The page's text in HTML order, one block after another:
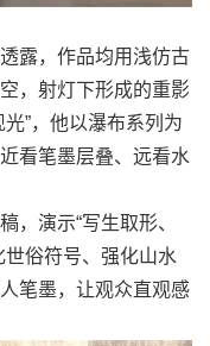
露，作品均用浅仿古
，射灯下形成的重影
”，他以瀑布系列为
看笔墨层叠、远看水
，演示“写生取形、
俗符号、强化山水
笔墨，让观众直观感